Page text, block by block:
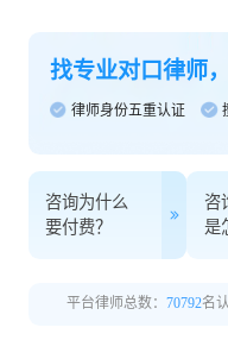
找专业对口律师
律师身份五重认证
咨询为什么
要付费？
咨
是
平台律师总数： 70792名